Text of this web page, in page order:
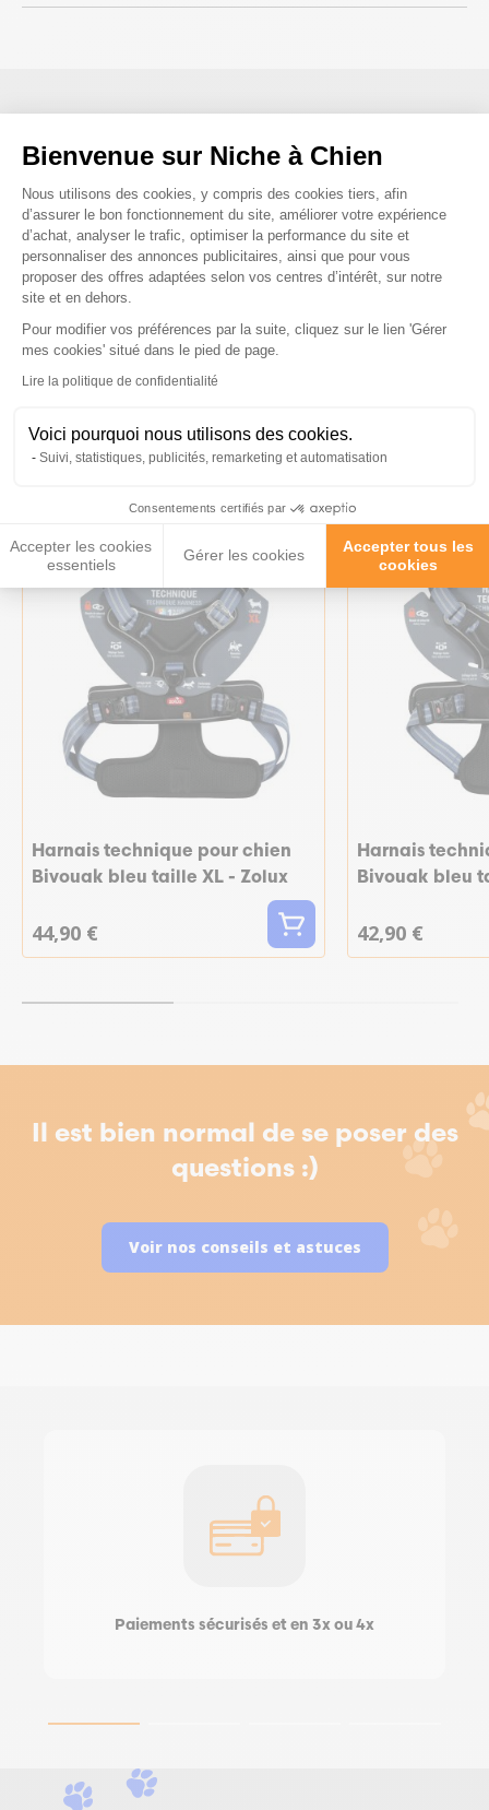
Bienvenue sur Niche à Chien
Plateforme de Gestion du
Nous utilisons des cookies, y compris des cookies tiers, afin
d’assurer le bon fonctionnement du site, améliorer votre expérience
d’achat, analyser le trafic, optimiser la performance du site et
personnaliser des annonces publicitaires, ainsi que pour vous
proposer des offres adaptées selon vos centres d’intérêt, sur notre
site et en dehors.
Pour modifier vos préférences par la suite, cliquez sur le lien 'Gérer
mes cookies' situé dans le pied de page.
Lire la politique de confidentialité
Voici pourquoi nous utilisons des cookies.
Suivi, statistiques, publicités, remarketing et automatisation
Consentements certifiés par
Accepter les cookies
essentiels
Gérer les cookies
Accepter tous les
cookies
Axeptio consent
Nous répondons à toutes vos
questions ;)
Posez-nous vos questions
intéresser
Harnais technique pour chien
Bivouak bleu taille XL - Zolux
44,90 €
Harnais
Bivouak bleu
42,90 €
Il est bien normal de se poser des
questions :)
Voir nos conseils et astuces
Paiements sécurisés et en 3x ou 4x